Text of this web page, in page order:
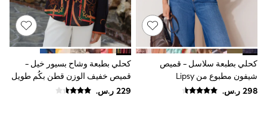
Baker by Ted Baker
Boden
Lipsy
Love & Roses
Mint Velvet
Monsoon
River Island
SCHOOWEAR
All Boys Schoolwear
كحلي بطبعة سلاسل - قميص
شيفون مطبوع من Lipsy
كحلي بطبعة وشاح بسيور خيل -
قميص خفيف الوزن قطن بكُم طويل
تلبيس مريح